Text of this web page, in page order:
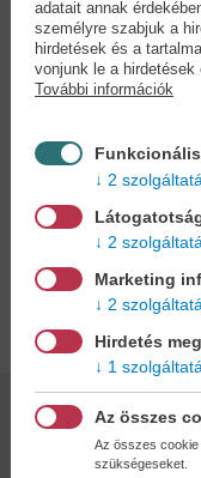
ez lesz az a rejtély, ami
Derítsd ki a
Tökéletes választás
számára.
ötletes!” – Katie,
„Azt hiszem, ez a
Szuper matekos részek
10 éves kortól ajánljuk!
Adatok
Kötésmód:
keménytábla
adatait annak
személyre szabjuk a
hirdetések és a
vonjunk le a
További információk
2
2
Marketing
2
Hirdetés
1
Az összes
Az összes cookie
szükségeseket.